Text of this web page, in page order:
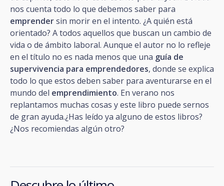
nos cuenta todo lo que debemos saber para
emprendersin morir en el intento. ¿A quién está
orientado? A todos aquellos que buscan un cambio de
vida o de ámbito laboral. Aunque el autor no lo refleje
en el título no es nada menos que una guía de
supervivencia para emprendedores, donde se explica
todo lo que estos deben saber para aventurarse en el
mundo del emprendimiento. En verano nos
replantamos muchas cosas y este libro puede sernos
de gran ayuda.¿Has leído ya alguno de estos libros?
¿Nos recomiendas algún otro?